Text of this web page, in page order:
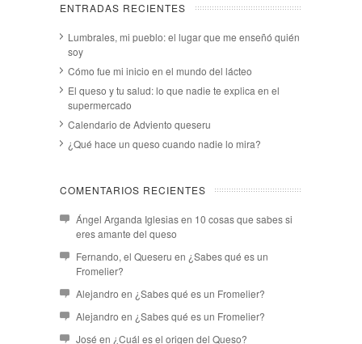
ENTRADAS RECIENTES
Lumbrales, mi pueblo: el lugar que me enseñó quién
soy
Cómo fue mi inicio en el mundo del lácteo
El queso y tu salud: lo que nadie te explica en el
supermercado
Calendario de Adviento queseru
¿Qué hace un queso cuando nadie lo mira?
COMENTARIOS RECIENTES
Ángel Arganda Iglesiasen 10 cosas que sabes si
eres amante del queso
Fernando, el Queseru en ¿Sabes qué es un
Fromelier?
Alejandro en ¿Sabes qué es un Fromelier?
Alejandro en ¿Sabes qué es un Fromelier?
José en ¿Cuál es el origen del Queso?